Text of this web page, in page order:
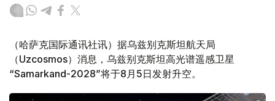
（哈萨克国际通讯社讯）据乌兹别克斯坦航天局
（Uzcosmos）消息，乌兹别克斯坦高光谱遥感卫星
“Samarkand-2028”将于8月5日发射升空。